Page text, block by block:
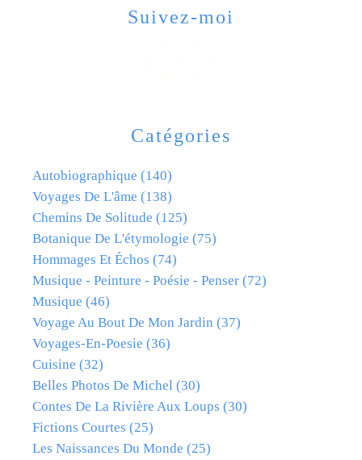
Catégories
Autobiographique (140)
Voyages De L'âme (138)
Chemins De Solitude (125)
Botanique De L'étymologie (75)
Hommages Et Échos (74)
Musique - Peinture - Poésie - Penser (72)
Musique (46)
Voyage Au Bout De Mon Jardin (37)
Voyages-En-Poesie (36)
Cuisine (32)
Belles Photos De Michel (30)
Contes De La Rivière Aux Loups (30)
Fictions Courtes (25)
Les Naissances Du Monde (25)
Suivez-moi